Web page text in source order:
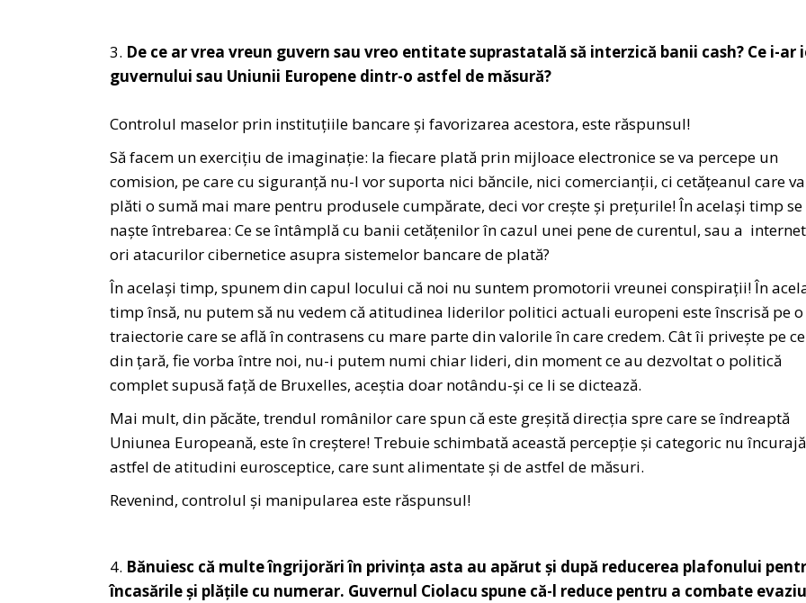
De ce ar vrea vreun guvern sau vreo entitate suprastatală să interzică banii cash? Ce i-ar
guvernului sau Uniunii Europene dintr-o astfel de măsură?
Controlul maselor prin instituțiile bancare și favorizarea acestora, este răspunsul!
Să facem un exercițiu de imaginație: la fiecare plată prin mijloace electronice se va percepe un
comision, pe care cu siguranță nu-l vor suporta nici băncile, nici comercianții, ci cetățeanul care va
plăti o sumă mai mare pentru produsele cumpărate, deci vor crește și prețurile! În același timp se
naște întrebarea: Ce se întâmplă cu banii cetățenilor în cazul unei pene de curentul, sau a
ori atacurilor cibernetice asupra sistemelor bancare de plată?
În același timp, spunem din capul locului că noi nu suntem promotorii vreunei conspirații! În
timp însă, nu putem să nu vedem că atitudinea liderilor politici actuali europeni este înscrisă pe o
traiectorie care se află în contrasens cu mare parte din valorile în care credem. Cât îi privește pe
din țară, fie vorba între noi, nu-i putem numi chiar lideri, din moment ce au dezvoltat o politică
complet supusă față de Bruxelles, aceștia doar notându-și ce li se dictează.
Mai mult, din păcăte, trendul românilor care spun că este greșită direcția spre care se îndreaptă
Uniunea Europeană, este în creștere! Trebuie schimbată această percepție și categoric nu
astfel de atitudini eurosceptice, care sunt alimentate și de astfel de măsuri.
Revenind, controlul și manipularea este răspunsul!
Bănuiesc că multe îngrijorări în privința asta au apărut și după reducerea plafonului
încasările și plățile cu numerar. Guvernul Ciolacu spune că-l reduce pentru a combate